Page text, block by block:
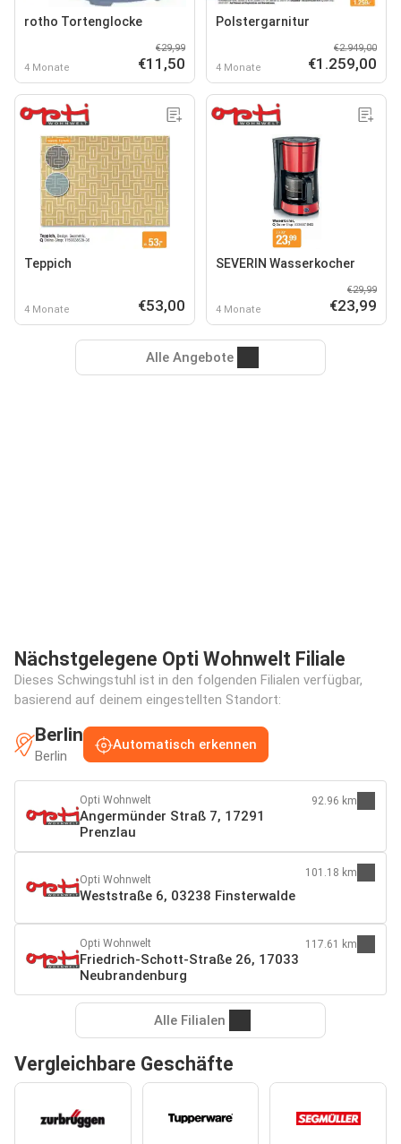
rotho Tortenglocke
4 Monate
€29,99
€11,50
Polstergarnitur
4 Monate
€2.949,00
€1.259,00
Teppich
4 Monate €53,00
SEVERIN Wasserkocher
4 Monate
€29,99
€23,99
Alle Angebote
Nächstgelegene Opti Wohnwelt Filiale
Dieses Schwingstuhl ist in den folgenden Filialen verfügbar,
basierend auf deinem eingestellten Standort:
Berlin
Berlin
Automatisch erkennen
Opti Wohnwelt
Angermünder Straß 7, 17291
Prenzlau
92.96 km
Opti Wohnwelt
Weststraße 6, 03238 Finsterwalde
101.18 km
Opti Wohnwelt
Friedrich-Schott-Straße 26, 17033
Neubrandenburg
117.61 km
Alle Filialen
Vergleichbare Geschäfte